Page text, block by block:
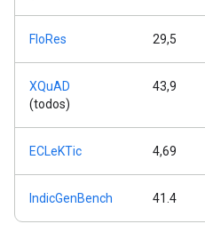
FloRes 29,5
XQuAD
(todos)
43,9
ECLeKTic 4,69
IndicGenBench 41.4